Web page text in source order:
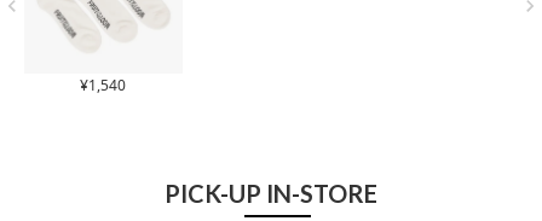
¥1,540
PICK-UP IN-STORE